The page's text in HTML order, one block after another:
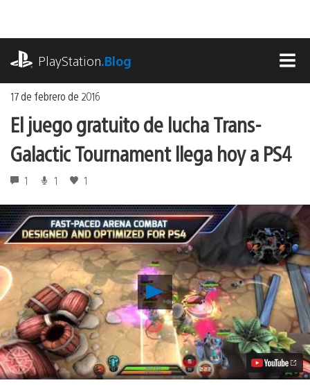
contenido
PlayStation.Blog
17 de febrero de 2016
El juego gratuito de lucha Trans-
Galactic Tournament llega hoy a PS4
1 1 1
Reproducir
El
juego
gratuito
de
lucha
Trans-
Galactic